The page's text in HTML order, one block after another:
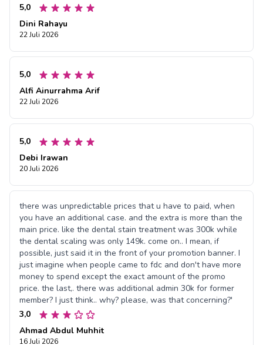
5,0
Dini Rahayu
22 Juli 2026
5,0
Alfi Ainurrahma Arif
22 Juli 2026
5,0
Debi Irawan
20 Juli 2026
there was unpredictable prices that u have to paid, when
you have an additional case. and the extra is more than the
main price. like the dental stain treatment was 300k while
the dental scaling was only 149k. come on.. I mean, if
possible, just said it in the front of your promotion banner. I
just imagine when people came to fdc and don't have more
money to spend except the exact amount of the promo
price. the last,. there was additional admin 30k for former
member? I just think.. why? please, was that concerning?'
3,0
Ahmad Abdul Muhhit
16 Juli 2026